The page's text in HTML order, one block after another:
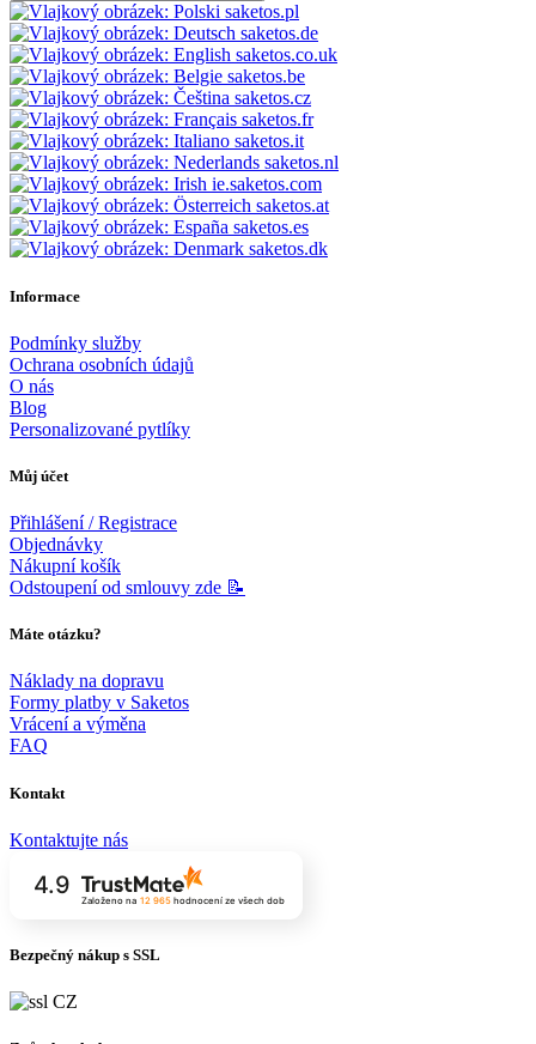
saketos.pl
saketos.de
saketos.co.uk
saketos.be
saketos.cz
saketos.fr
saketos.it
saketos.nl
ie.saketos.com
saketos.at
saketos.es
saketos.dk
Informace
Podmínky služby
Ochrana osobních údajů
O nás
Blog
Personalizované pytlíky
Můj účet
Přihlášení / Registrace
Objednávky
Nákupní košík
Odstoupení od smlouvy zde 📝
Máte otázku?
Náklady na dopravu
Formy platby v Saketos
Vrácení a výměna
FAQ
Kontakt
Kontaktujte nás
4.9
Založeno na 12 965hodnocení ze všech dob
Bezpečný nákup s SSL